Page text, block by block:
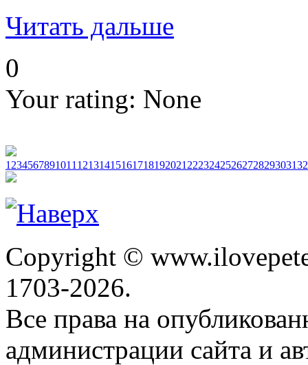
Читать дальше
0
Your rating: None
1234567891011121314151617181920212223242526272829303132
Copyright ©
1703-2026.
Все права на
администрации сайта и